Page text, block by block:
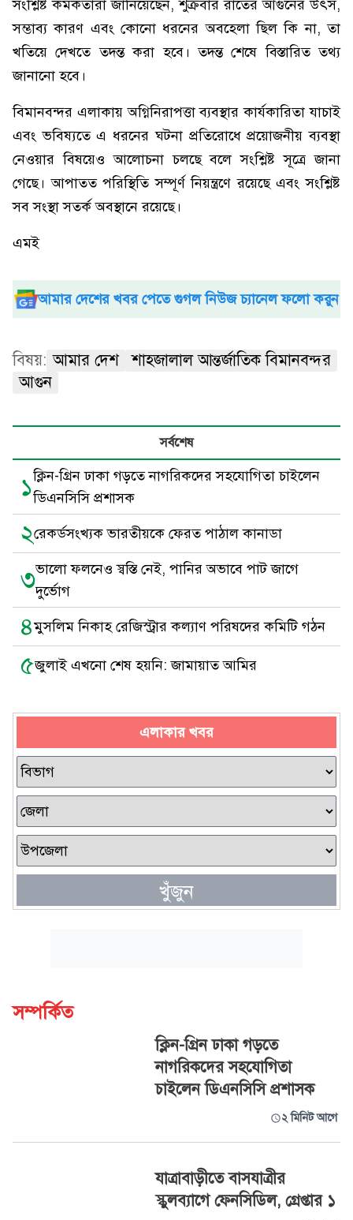
সংশ্লিষ্ট কর্মকর্তারা জানিয়েছেন, শুক্রবার রাতের আগুনের উৎস,
সম্ভাব্য কারণ এবং কোনো ধরনের অবহেলা ছিল কি না, তা
খতিয়ে দেখতে তদন্ত করা হবে। তদন্ত শেষে বিস্তারিত তথ্য
জানানো হবে।
বিমানবন্দর এলাকায় অগ্নিনিরাপত্তা ব্যবস্থার কার্যকারিতা যাচাই
এবং ভবিষ্যতে এ ধরনের ঘটনা প্রতিরোধে প্রয়োজনীয় ব্যবস্থা
নেওয়ার বিষয়েও আলোচনা চলছে বলে সংশ্লিষ্ট সূত্রে জানা
গেছে। আপাতত পরিস্থিতি সম্পূর্ণ নিয়ন্ত্রণে রয়েছে এবং সংশ্লিষ্ট
সব সংস্থা সতর্ক অবস্থানে রয়েছে।
এমই
আমার দেশের খবর পেতে গুগল নিউজ চ্যানেল ফলো করুন
বিষয়: আমার দেশ
শাহজালাল আন্তর্জাতিক বিমানবন্দর
আগুন
সর্বশেষ
১ক্লিন-গ্রিন ঢাকা গড়তে নাগরিকদের সহযোগিতা চাইলেন
ডিএনসিসি প্রশাসক
২রেকর্ডসংখ্যক ভারতীয়কে ফেরত পাঠাল কানাডা
৩ভালো ফলনেও স্বস্তি নেই, পানির অভাবে পাট জাগে
দুর্ভোগ
৪মুসলিম নিকাহ রেজিস্ট্রার কল্যাণ পরিষদের কমিটি গঠন
৫জুলাই এখনো শেষ হয়নি: জামায়াত আমির
এলাকার খবর
খুঁজুন
সম্পর্কিত
ক্লিন-গ্রিন ঢাকা গড়তে
নাগরিকদের সহযোগিতা
চাইলেন ডিএনসিসি প্রশাসক
২ মিনিট আগে
যাত্রাবাড়ীতে বাসযাত্রীর
স্কুলব্যাগে ফেনসিডিল, গ্রেপ্তার ১